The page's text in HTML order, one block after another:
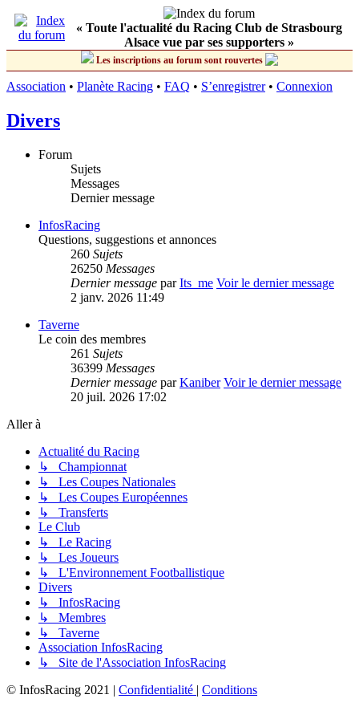
« Toute l'actualité du Racing Club de Strasbourg
Alsace vue par ses supporters »
Les inscriptions au forum sont rouvertes
Association • Planète Racing • FAQ • S’enregistrer• Connexion
Divers
Forum
Sujets
Messages
Dernier message
InfosRacing
Questions, suggestions et annonces
260 Sujets
26250 Messages
Dernier message parIts_me Voir le dernier message
2 janv. 2026 11:49
Taverne
Le coin des membres
261 Sujets
36399 Messages
Dernier message parKaniber Voir le dernier message
20 juil. 2026 17:02
Aller à
Actualité du Racing
↳ Championnat
↳ Les Coupes Nationales
↳ Les Coupes Européennes
↳ Transferts
Le Club
↳ Le Racing
↳ Les Joueurs
↳ L'Environnement Footballistique
Divers
↳ InfosRacing
↳ Membres
↳ Taverne
Association InfosRacing
↳ Site de l'Association InfosRacing
© InfosRacing 2021 | Confidentialité | Conditions